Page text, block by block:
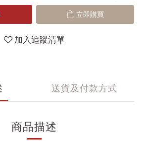
立即購買
加入追蹤清單
送貨及付款方式
商品描述